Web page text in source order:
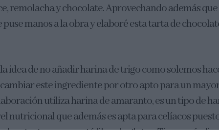
remolacha y chocolate. Aprovechando además
puse manos a la obra y elaboré esta tarta de
idea de no añadir harina de trigo como solemos
este ingrediente por otro apto para un
utiliza harina de amaranto, es un tipo de
nutricional que además es apta para celíacos
este grano que está libre de gluten. Tiene un